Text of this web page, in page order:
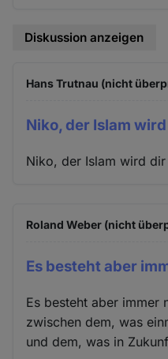
Diskussion anzeigen
Hans Trutnau (nicht
Niko, der Islam
Niko, der Islam wird dir
Roland Weber (nicht
Es besteht aber
Es besteht aber immer
zwischen dem, was
und dem, was in